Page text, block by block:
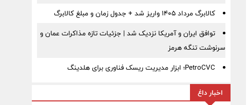
کالابرگ مرداد ۱۴۰۵ واریز شد + جدول زمان و مبلغ کالابرگ
توافق ایران و آمریکا نزدیک شد | جزئیات تازه مذاکرات عمان و
سرنوشت تنگه هرمز
PetroCVC؛ ابزار مدیریت ریسک فناوری برای هلدینگ
اخبار داغ